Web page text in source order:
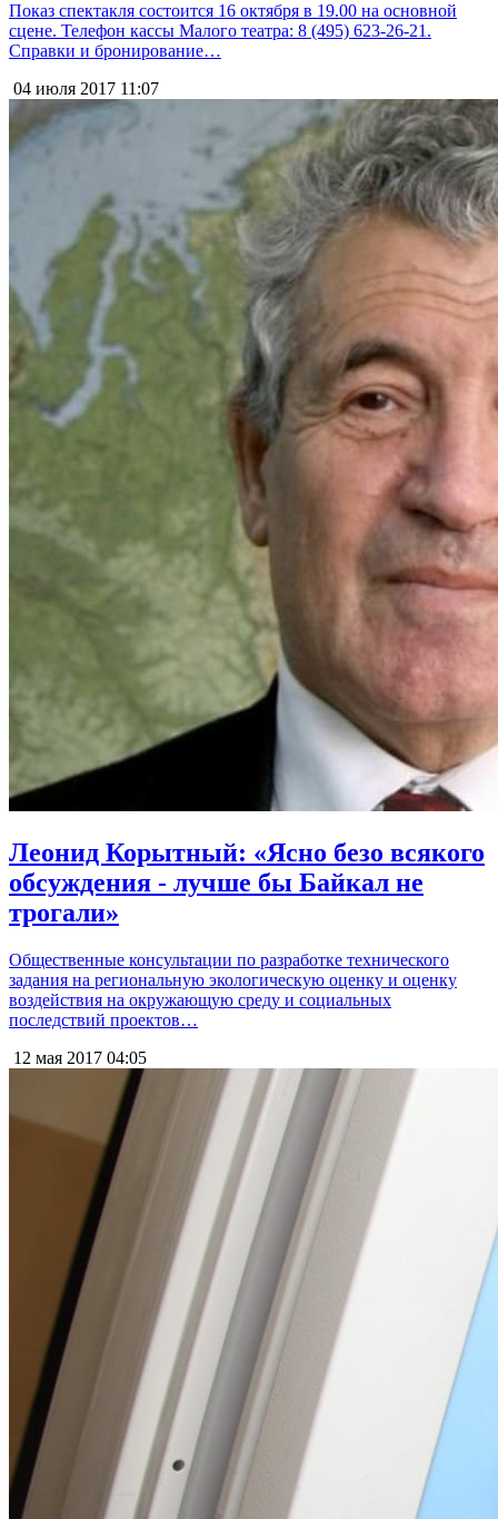
Показ спектакля состоится 16 октября в 19.00 на основной
сцене. Телефон кассы Малого театра: 8 (495) 623-26-21.
Справки и бронирование…
04 июля 2017 11:07
Леонид Корытный: «Ясно безо всякого
обсуждения - лучше бы Байкал не
трогали»
Общественные консультации по разработке технического
задания на региональную экологическую оценку и оценку
воздействия на окружающую среду и социальных
последствий проектов…
12 мая 2017 04:05